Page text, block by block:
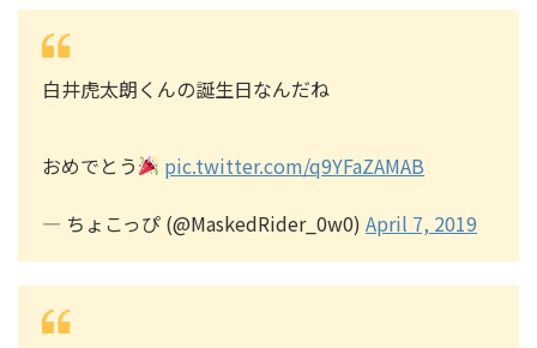
白井虎太朗くんの誕生日なんだね
おめでとう
pic.twitter.com/q9YFaZAMAB
— ちょこっぴ (@MaskedRider_0w0) April 7, 2019